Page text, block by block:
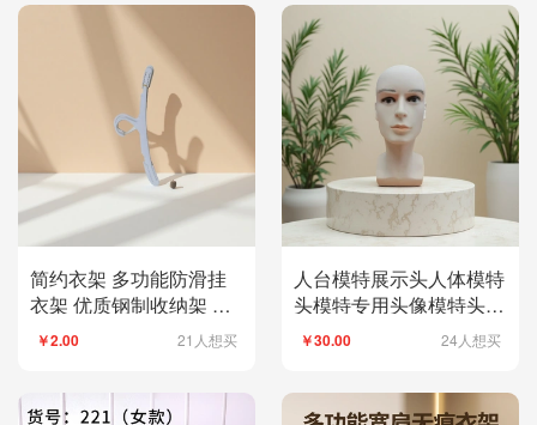
简约衣架 多功能防滑挂
衣架 优质钢制收纳架 空
间节省挂杆
￥2.00 21人想买
人台模特展示头人体模特
头模特专用头像模特头模
特头模特仿真人物人头模
型摆件可拆卸教学模型人
￥30.00 24人想买